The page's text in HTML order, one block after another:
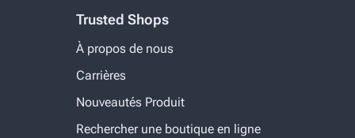
Trusted Shops
À propos de nous
Carrières
Nouveautés Produit
Rechercher une boutique en ligne